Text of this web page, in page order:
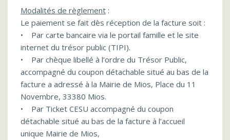
Modalités de règlement :
Le paiement se fait dès réception de la facture soit :
• Par carte bancaire via le portail famille et le site
internet du trésor public (TIPI).
• Par chèque libellé à l’ordre du Trésor Public,
accompagné du coupon détachable situé au bas de la
facture a adressé à la Mairie de Mios, Place du 11
Novembre, 33380 Mios.
• Par Ticket CESU accompagné du coupon
détachable situé au bas de la facture à l’accueil
unique Mairie de Mios,